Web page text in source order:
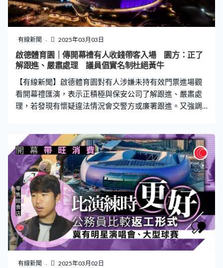
有線新聞 2025年03月03日
啟德體育園｜傳開幕禮有人收錢帶客入場 園方：正了
解跟進、嚴肅處理 議員倡實名制杜絕黃牛
【有線新聞】啟德體育園對有人涉嫌未持有效門票進場觀
看開幕禮匯演，表示正積極與保安公司了解跟進、嚴肅處
理，若發現有懷疑違法情況會交警方或廉署跟進。又強調
入啟德主場館參與活動。文化體育及旅遊局不評論事件。
立法會議員楊永杰指事件絕對不能接受，建議未來要使用
實名制，「以牟利方式帶人入場已是違法，警方應該主動
介入調查杜絕情況。未來走向我覺得要用實名制，現時黃
牛十分猖獗，未來實名制可以參考高鐵售票方式杜絕黃牛
情況，因為舉辦這麼多盛事，如果不做實名制、有好的系
統，最後都是黃牛受益，對於帶動本地經濟沒有太大幫
助。」
有線新聞 2025年03月02日